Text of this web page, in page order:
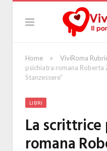
Home » ViviRoma
psichiatra romana Roberta
Stanzessere”
LIBRI
La
romana